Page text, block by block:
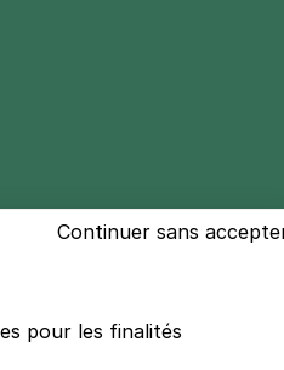
Continuer sans
pour les finalités